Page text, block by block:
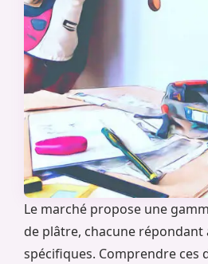
Le marché propose une
de plâtre, chacune répondant
spécifiques. Comprendre ces